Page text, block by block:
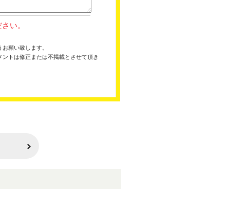
い。
願い致します。
トは修正または不掲載とさせて頂き